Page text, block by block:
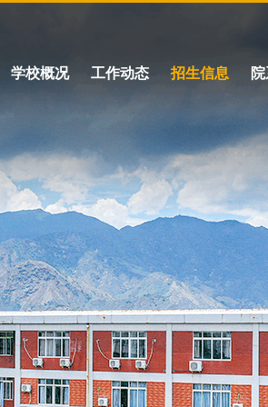
学校概况 工作动态 招生信息